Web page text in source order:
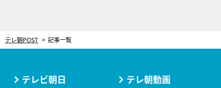
テレ朝POST 記事一覧
テレビ朝日 テレ朝動画